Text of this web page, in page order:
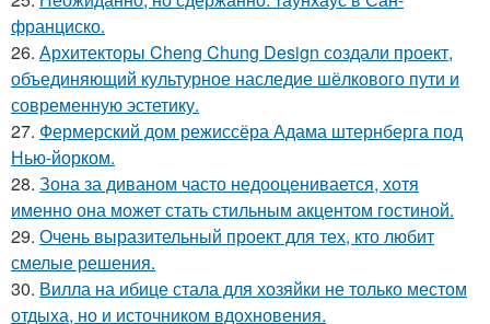
франциско.
26. Архитекторы Cheng Chung Design создали проект,
объединяющий культурное наследие шёлкового пути и
современную эстетику.
27. Фермерский дом режиссёра Адама штернберга под
Нью-йорком.
28. Зона за диваном часто недооценивается, хотя
именно она может стать стильным акцентом гостиной.
29. Очень выразительный проект для тех, кто любит
смелые решения.
30. Вилла на ибице стала для хозяйки не только местом
отдыха, но и источником вдохновения.